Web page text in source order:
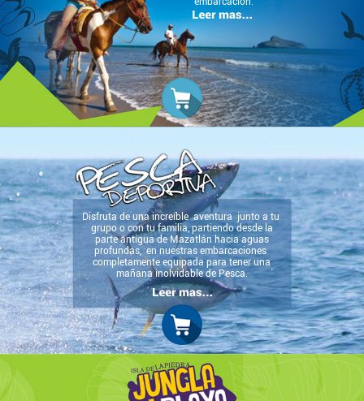
Disfruta de una increíble aventura junto a tu
grupo o con tu familia, partiendo desde la
parte antigua de Mazatlán hacia aguas
profundas, en nuestras embarcaciones
completamente equipada para tener una
mañana inolvidable de Pesca.